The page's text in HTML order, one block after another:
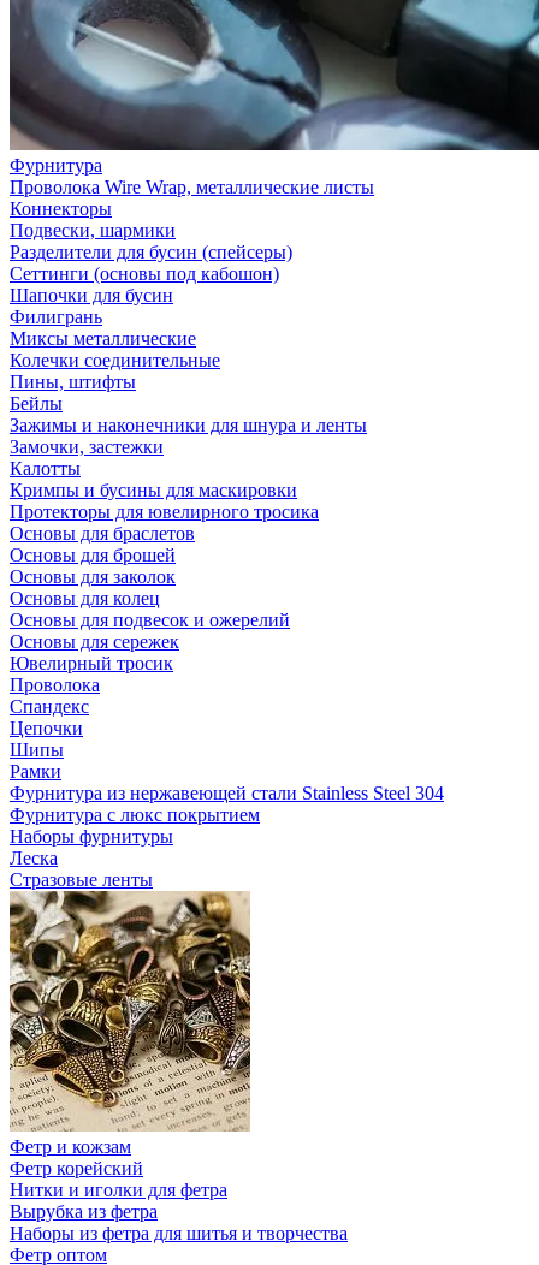
Фурнитура
Проволока Wire Wrap, металлические листы
Коннекторы
Подвески, шармики
Разделители для бусин (спейсеры)
Сеттинги (основы под кабошон)
Шапочки для бусин
Филигрань
Миксы металлические
Колечки соединительные
Пины, штифты
Бейлы
Зажимы и наконечники для шнура и ленты
Замочки, застежки
Калотты
Кримпы и бусины для маскировки
Протекторы для ювелирного тросика
Основы для браслетов
Основы для брошей
Основы для заколок
Основы для колец
Основы для подвесок и ожерелий
Основы для сережек
Ювелирный тросик
Проволока
Спандекс
Цепочки
Шипы
Рамки
Фурнитура из нержавеющей стали Stainless Steel 304
Фурнитура с люкс покрытием
Наборы фурнитуры
Леска
Стразовые ленты
Фетр и кожзам
Фетр корейский
Нитки и иголки для фетра
Вырубка из фетра
Наборы из фетра для шитья и творчества
Фетр оптом